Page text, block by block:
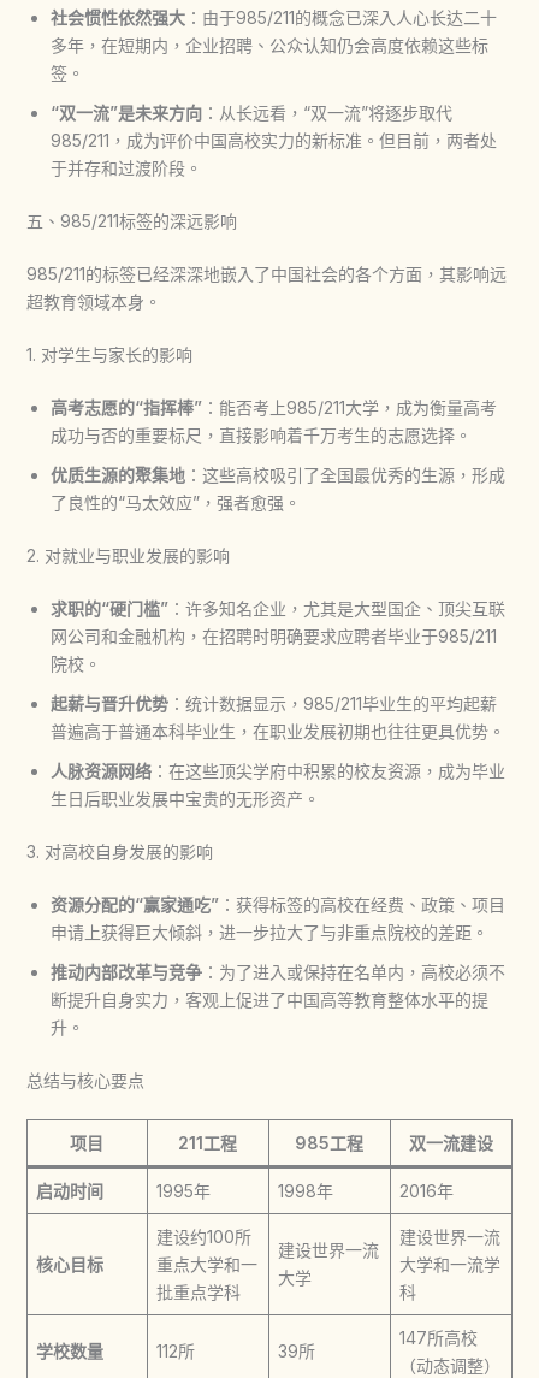
社会惯性依然强大：由于985/211的概念已深入人心长达二十
多年，在短期内，企业招聘、公众认知仍会高度依赖这些标
签。
“双一流”是未来方向：从长远看，“双一流”将逐步取代
985/211，成为评价中国高校实力的新标准。但目前，两者处
于并存和过渡阶段。
五、985/211标签的深远影响
985/211的标签已经深深地嵌入了中国社会的各个方面，其影响远
超教育领域本身。
1. 对学生与家长的影响
高考志愿的“指挥棒”：能否考上985/211大学，成为衡量高考
成功与否的重要标尺，直接影响着千万考生的志愿选择。
优质生源的聚集地：这些高校吸引了全国最优秀的生源，形成
了良性的“马太效应”，强者愈强。
2. 对就业与职业发展的影响
求职的“硬门槛”：许多知名企业，尤其是大型国企、顶尖互联
网公司和金融机构，在招聘时明确要求应聘者毕业于985/211
院校。
起薪与晋升优势：统计数据显示，985/211毕业生的平均起薪
普遍高于普通本科毕业生，在职业发展初期也往往更具优势。
人脉资源网络：在这些顶尖学府中积累的校友资源，成为毕业
生日后职业发展中宝贵的无形资产。
3. 对高校自身发展的影响
资源分配的“赢家通吃”：获得标签的高校在经费、政策、项目
申请上获得巨大倾斜，进一步拉大了与非重点院校的差距。
推动内部改革与竞争：为了进入或保持在名单内，高校必须不
断提升自身实力，客观上促进了中国高等教育整体水平的提
升。
总结与核心要点
项目 211工程 985工程 双一流建设
启动时间 1995年 1998年 2016年
核心目标
建设约100所
重点大学和一
批重点学科
建设世界一流
大学
建设世界一流
大学和一流学
科
学校数量 112所 39所
147所高校
（动态调整）